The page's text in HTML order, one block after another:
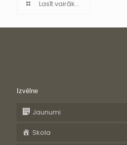
Lasīt vairāk...
Izvēlne
Jaunumi
Skola